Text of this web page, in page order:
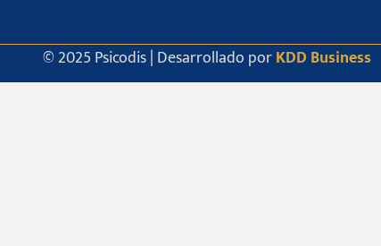
© 2025 Psicodis | Desarrollado porKDD Business